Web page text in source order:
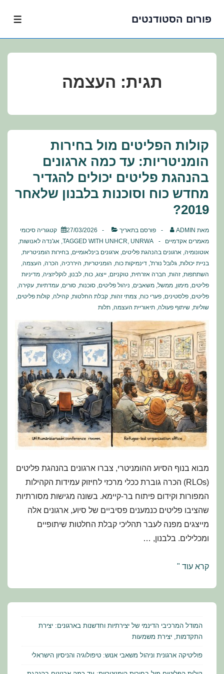
פורום הסטודנטים
תגית: העצמה
קולות הפליטים מול בחירות
הומניטריות: עד כמה ארגונים
בהנהגת פליטים יכולים להגדיר
מחדש כוח וסוכנות בלבנון שלאחר
2019?
מאת ADMIN פורסם בתאריך 27/03/2026 קטגוריה סיכומי
מאמרים אקדמיים
TAGGED WITH UNHCR, UNRWA
, אג'נדה לאנושות,
אוטונומיה, ארגונים בהנהגת פליטים, ארגונים בינלאומיים, בחירות הומניטריות,
בניית יכולות, גלובל נורת', דינמיקות כוח, הומניטריות, היררכיה, הכרה, העצמה,
השתתפות, זהות, חברה אזרחית, טוקניזם, ייצוג, כוח, לבנון, לוקליזציה, מדיניות
פליטים, מימון, ממשל, משאבים, ניהול פליטים, סוכנות, סורים, עמדתיות, עקירה,
פליטים, פלסטינים, פערי כוח, צמתי זהות, קבלת החלטות, קהילה, קולות פליטים,
שוליות, שיתוף פעולה, תיאוריית העצמה, תלות
מבוא בנוף הסיוע ההומניטרי, צברו ארגונים בהנהגת פליטים
(RLOs) הכרה גוברת ככלי מרכזי לחיזוק עמידות הקהילות
המפורות וקידום פיתוח בר-קיימא. בשונה מגישות מסורתיות
שהציבו פליטים כנמענים פסיביים של סיוע, ארגונים אלה
מייצגים מפנה לעבר תהליכי קבלת החלטות שיתופיים
ומכלילים. בלבנון, …
קולות
הומניטריות:
עד
קרא עוד "
המודל המרכיבי הדינמי של יצירתיות וחדשנות בארגונים: יצירת
התקדמות, יצירת משמעות
פוליטיקה ארגונית וניהול משאבי אנוש: טיפולוגיה והניסיון הישראלי